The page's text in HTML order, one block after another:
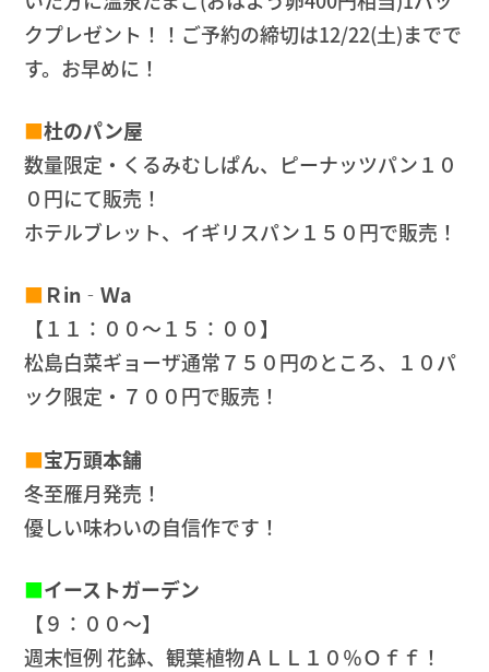
クプレゼント！！ご予約の締切は12/22(土)までで
す。お早めに！
■杜のパン屋
数量限定・くるみむしぱん、ピーナッツパン１０
０円にて販売！
ホテルブレット、イギリスパン１５０円で販売！
■Ｒin‐Ｗa
【１１：００～１５：００】
松島白菜ギョーザ通常７５０円のところ、１０パ
ック限定・７００円で販売！
■宝万頭本舗
冬至雁月発売！
優しい味わいの自信作です！
■イーストガーデン
【９：００～】
週末恒例 花鉢、観葉植物ＡＬＬ１０％Ｏｆｆ！